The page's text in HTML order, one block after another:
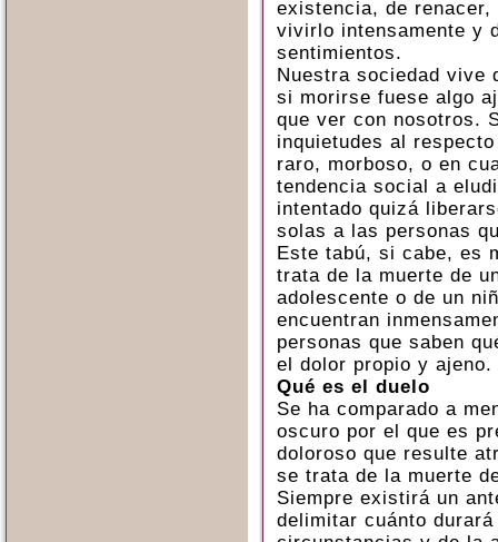
existencia, de
vivirlo intensamente y
sentimientos.
Nuestra sociedad vive
si morirse fuese algo
que ver con nosotros.
inquietudes al
raro, morboso, o en
tendencia social a
intentado quizá
solas a las personas
Este tabú, si cabe, es
trata de la muerte de
adolescente o de un
encuentran
personas que saben
el dolor propio y ajeno.
Qué es el duelo
Se ha comparado a
oscuro por el que es
doloroso que resulte
se trata de la muerte
Siempre existirá un
delimitar cuánto